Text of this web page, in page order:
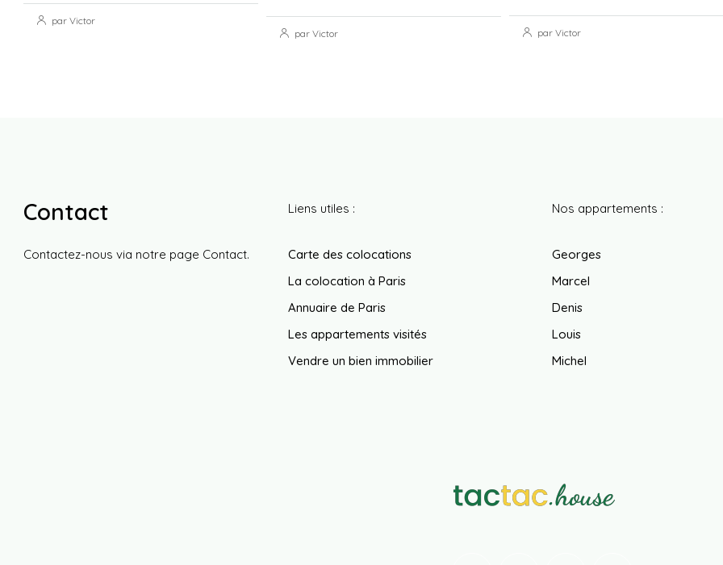
par Victor
par Victor par Victor
Contact
Contactez-nous via notre page Contact.
Liens utiles :
Carte des colocations
La colocation à Paris
Annuaire de Paris
Les appartements visités
Vendre un bien immobilier
Nos appartements :
Georges
Marcel
Denis
Louis
Michel